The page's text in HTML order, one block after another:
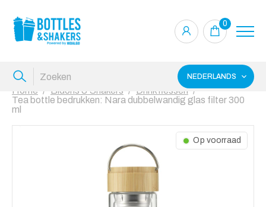
0
NEDERLANDS
Home Bidons & Shakers
Drinkflessen
Tea bottle bedrukken: Nara dubbelwandig glas filter 300
ml
Op voorraad